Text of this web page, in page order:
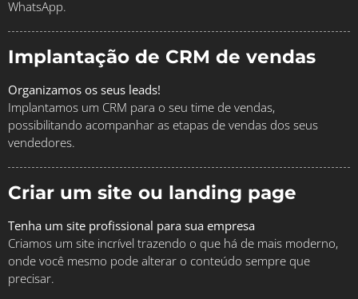
WhatsApp.
Implantação de CRM de vendas
Organizamos os seus leads!
Implantamos um CRM para o seu time de vendas,
possibilitando acompanhar as etapas de vendas dos seus
vendedores.
Criar um site ou landing page
Tenha um site profissional para sua empresa
Criamos um site incrível trazendo o que há de mais moderno,
onde você mesmo pode alterar o conteúdo sempre que
precisar.